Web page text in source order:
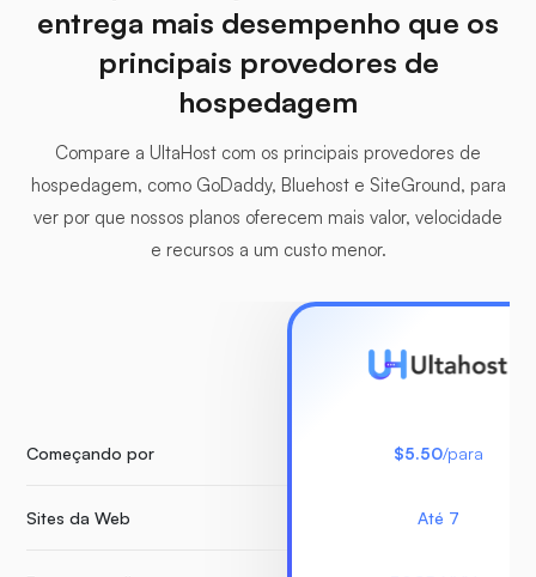
entrega mais desempenho que os
principais provedores de
hospedagem
Compare a UltaHost com os principais provedores de
hospedagem, como GoDaddy, Bluehost e SiteGround, para
ver por que nossos planos oferecem mais valor, velocidade
e recursos a um custo menor.
Começando por
Sites da Web
$5.50/para
Até 7